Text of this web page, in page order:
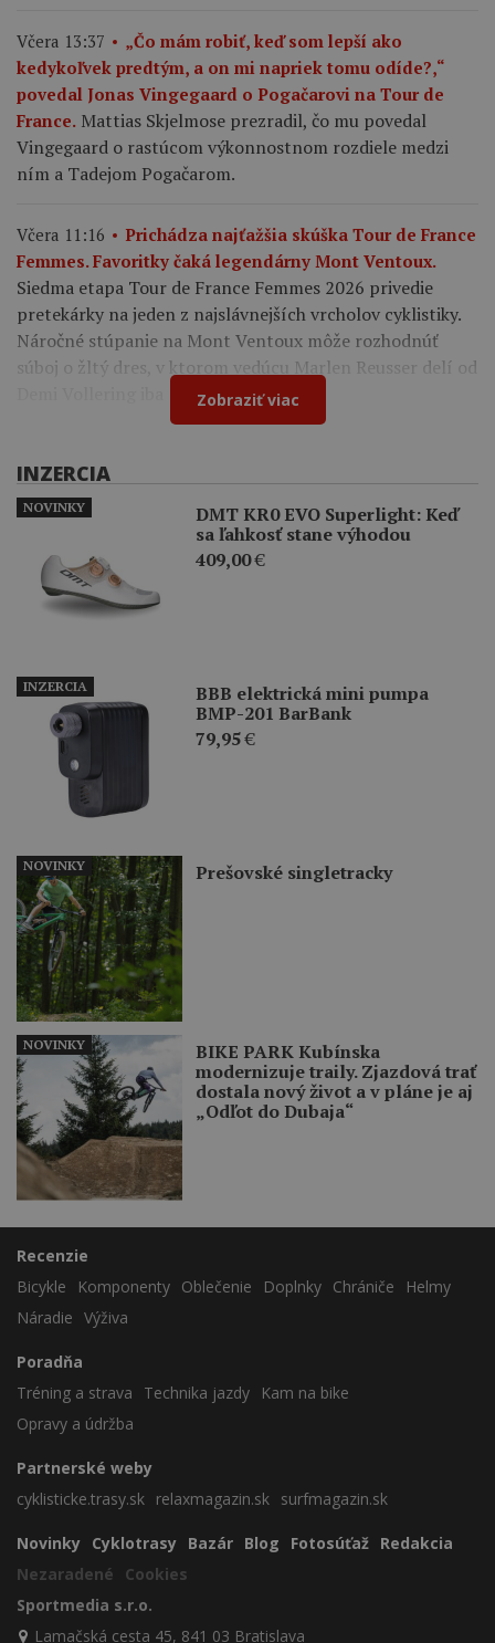
Včera 13:37
„Čo mám robiť, keď som lepší ako
kedykoľvek predtým, a on mi napriek tomu odíde?,“
povedal Jonas Vingegaard o Pogačarovi na Tour de
France. Mattias Skjelmose prezradil, čo mu povedal
Vingegaard o rastúcom výkonnostnom rozdiele medzi
ním a Tadejom Pogačarom.
Včera 11:16
Prichádza najťažšia skúška Tour de France
Femmes. Favoritky čaká legendárny Mont Ventoux.
Siedma etapa Tour de France Femmes 2026 privedie
pretekárky na jeden z najslávnejších vrcholov cyklistiky.
Náročné stúpanie na Mont Ventoux môže rozhodnúť
súboj o žltý dres, v ktorom vedúcu Marlen Reusser delí od
Demi Vollering iba 12 sekúnd.
Zobraziť viac
INZERCIA
DMT KR0 EVO Superlight: Keď
sa ľahkosť stane výhodou
409,00€
NOVINKY
BBB elektrická mini pumpa
BMP-201 BarBank
79,95€
INZERCIA
Prešovské singletracky
NOVINKY
BIKE PARK Kubínska
modernizuje traily. Zjazdová trať
dostala nový život a v pláne je aj
„Odľot do Dubaja“
NOVINKY
Recenzie
Bicykle
Komponenty Oblečenie Doplnky Chrániče
Helmy
Náradie Výživa
Poradňa
Tréning a strava
Technika jazdy
Kam na bike
Opravy a údržba
Partnerské weby
cyklisticke.trasy.sk relaxmagazin.sk surfmagazin.sk
Novinky Cyklotrasy Bazár Blog Fotosúťaž Redakcia
Nezaradené
Cookies
Sportmedia s.r.o.
Lamačská cesta 45, 841 03 Bratislava